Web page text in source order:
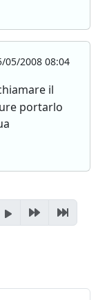
05/2008 08:04
il
portarlo